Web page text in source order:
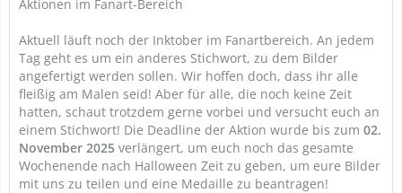
Aktionen im Fanart-Bereich
Aktuell läuft noch der Inktober im Fanartbereich. An jedem
Tag geht es um ein anderes Stichwort, zu dem Bilder
angefertigt werden sollen. Wir hoffen doch, dass ihr alle
fleißig am Malen seid! Aber für alle, die noch keine Zeit
hatten, schaut trotzdem gerne vorbei und versucht euch an
einem Stichwort! Die Deadline der Aktion wurde bis zum 02.
November 2025 verlängert, um euch noch das gesamte
Wochenende nach Halloween Zeit zu geben, um eure Bilder
mit uns zu teilen und eine Medaille zu beantragen!